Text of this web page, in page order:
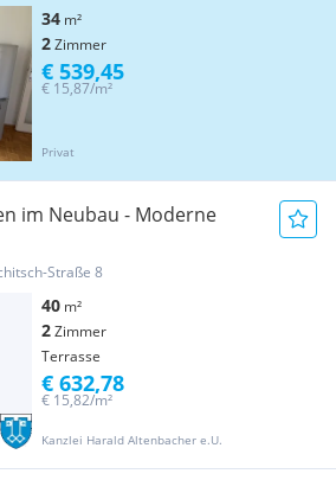
34 m²
2Zimmer
Privat
€ 15,87/m²
€ 539,45
im Neubau - Moderne
Straße 8
40 m²
2Zimmer
Terrasse
Kanzlei Harald Altenbacher e.U.
€ 15,82/m²
€ 632,78